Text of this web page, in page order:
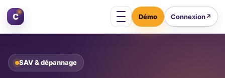
Aller au contenu
C
Ouvrir le menu Connexion↗
SAV & dépannage